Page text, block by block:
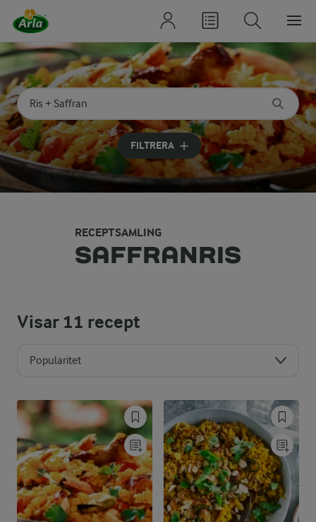
Sök på kategori eller ingrediens
Skriv in sökord för att få förslag
FILTRERA
RECEPTSAMLING
SAFFRANRIS
Visar11 recept
Popularitet